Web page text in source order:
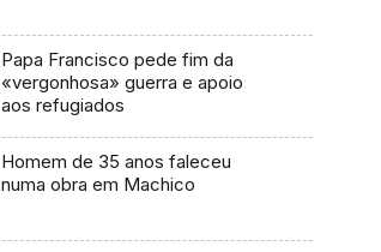
Papa Francisco pede fim da
«vergonhosa» guerra e apoio
aos refugiados
Homem de 35 anos faleceu
numa obra em Machico